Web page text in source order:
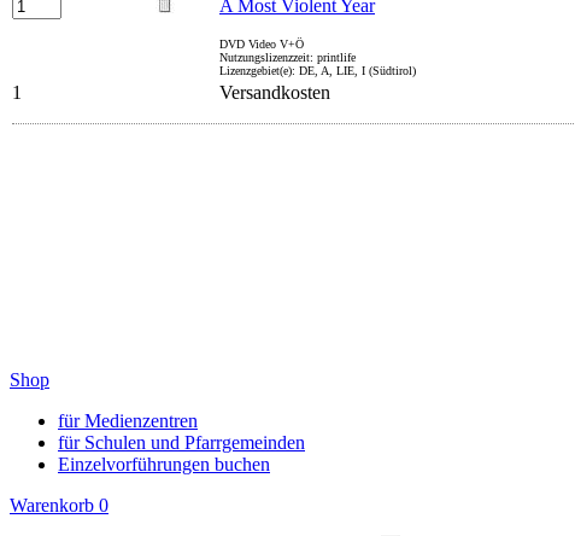
A Most Violent Year
DVD Video V+Ö
Nutzungslizenzzeit: printlife
Lizenzgebiet(e): DE, A, LIE, I (Südtirol)
1 Versandkosten
Shop
für Medienzentren
für Schulen und Pfarrgemeinden
Einzelvorführungen buchen
Warenkorb 0